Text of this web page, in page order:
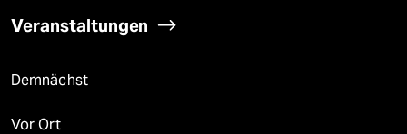
Veranstaltungen
Demnächst
Vor Ort